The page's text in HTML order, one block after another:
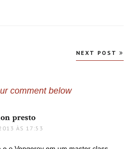
NEXT POST
comment below
presto
ÀS 17:53